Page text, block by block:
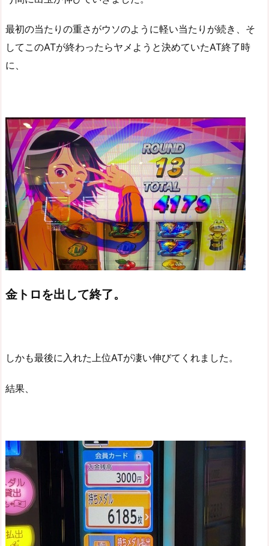
最初の当たりの重さがウソのように軽い当たりが続き、そ
してこのATが終わったらヤメようと決めていたAT終了時
に、
金トロを出して終了。
しかも最後に入れた上位ATが凄い伸びてくれました。
結果、